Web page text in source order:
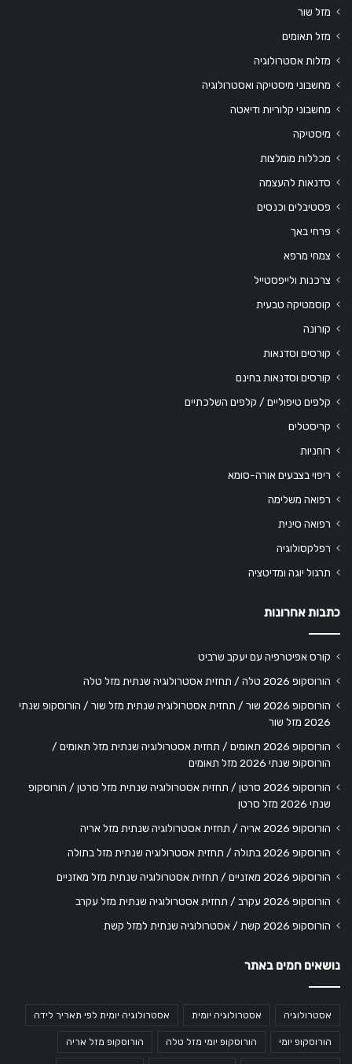
מזל שור
מזל תאומים
מזלות אסטרולוגיה
מחשבוני מיסטיקה ואסטרולוגיה
מחשבוני קלוריות ודיאטה
מיסטיקה
מכללות מומלצות
סדנאות להעצמה
פסטיבלים וכנסים
פרחי באך
צמחי מרפא
צרכנות ולייפסטייל
קוסמטיקה טבעית
קורונה
קורסים וסדנאות
קורסים וסדנאות בחינם
קלפים טיפוליים / קלפים השלכתיים
קריסטלים
רוחניות
ריפוי בצבעים אורה-סומא
רפואה משלימה
רפואה סינית
רפלקסולוגיה
תרגול יוגה ומדיטציה
כתבות אחרונות
קורס אפיטרפיה עם יעקב שרביט
הורוסקופ 2026 טלה / תחזית אסטרולוגיה שנתית מזל טלה
הורוסקופ 2026 שור / תחזית אסטרולוגיה שנתית מזל שור / הורוסקופ שנתי
2026 מזל שור
הורוסקופ 2026 תאומים / תחזית אסטרולוגיה שנתית מזל תאומים /
הורוסקופ שנתי 2026 מזל תאומים
הורוסקופ 2026 סרטן / תחזית אסטרולוגיה שנתית מזל סרטן / הורוסקופ
שנתי 2026 מזל סרטן
הורוסקופ 2026 אריה / תחזית אסטרולוגיה שנתית מזל אריה
הורוסקופ 2026 בתולה / תחזית אסטרולוגיה שנתית מזל בתולה
הורוסקופ 2026 מאזניים / תחזית אסטרולוגיה שנתית מזל מאזניים
הורוסקופ 2026 עקרב / תחזית אסטרולוגיה שנתית מזל עקרב
הורוסקופ 2026 קשת / אסטרולוגיה שנתית למזל קשת
נושאים חמים באתר
אסטרולוגיה אסטרולוגיה יומית אסטרולוגיה יומית לפי תאריך לידה
הורוסקופ יומי הורוסקופ יומי מזל טלה הורוסקופ מזל אריה